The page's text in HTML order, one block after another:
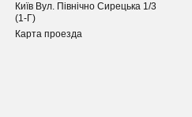
Київ Вул. Північно Сирецька 1/3
(1-Г)
Карта проезда